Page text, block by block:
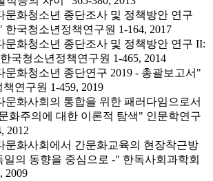
문화청소년 종단조사 및 정책방안 연구
국청소년정책연구원 1-164, 2017
문화청소년 종단조사 및 정책방안 연구 II:
국청소년정책연구원 1-465, 2014
문화청소년 종단연구 2019 - 총괄보고서"
연구원 1-459, 2019
문화사회의 통합을 위한 패러다임으로서
화주의에 대한 이론적 탐색" 인문학연구
2012
문화사회에서 간문화교육의 현장착근방
일의 동향을 중심으로 -" 한독사회과학회
2009